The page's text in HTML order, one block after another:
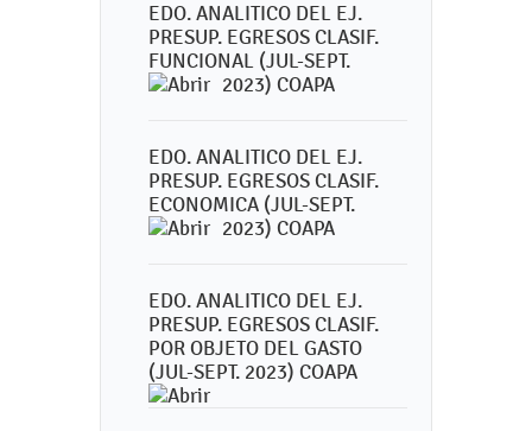
EDO. ANALITICO DEL EJ.
PRESUP. EGRESOS CLASIF.
FUNCIONAL (JUL-SEPT.
2023) COAPA
EDO. ANALITICO DEL EJ.
PRESUP. EGRESOS CLASIF.
ECONOMICA (JUL-SEPT.
2023) COAPA
EDO. ANALITICO DEL EJ.
PRESUP. EGRESOS CLASIF.
POR OBJETO DEL GASTO
(JUL-SEPT. 2023) COAPA